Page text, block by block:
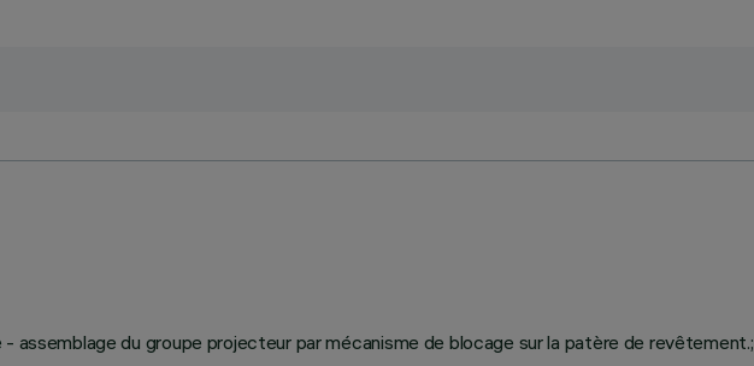
assemblage du groupe projecteur par mécanisme de blocage sur la patère de revêtement.;